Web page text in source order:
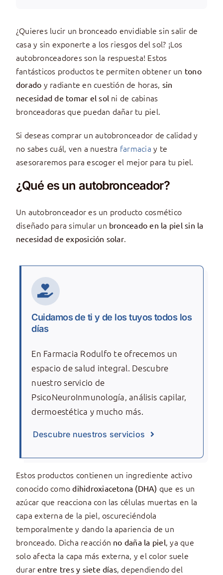
¿Quieres lucir un bronceado envidiable sin salir de
casa y sin exponerte a los riesgos del sol? ¡Los
autobronceadores son la respuesta! Estos
fantásticos productos te permiten obtener un tono
dorado y radiante en cuestión de horas, sin
necesidad de tomar el sol ni de cabinas
bronceadoras que puedan dañar tu piel.
Si deseas comprar un autobronceador de calidad y
no sabes cuál, ven a nuestra farmacia y te
asesoraremos para escoger el mejor para tu piel.
¿Qué es un autobronceador?
Un autobronceador es un producto cosmético
diseñado para simular un bronceado en la piel sin la
necesidad de exposición solar.
Cuidamos de ti y de los tuyos todos los
días
En Farmacia Rodulfo te ofrecemos un
espacio de salud integral. Descubre
nuestro servicio de
PsicoNeuroInmunología, análisis capilar,
dermoestética y mucho más.
Descubre nuestros servicios
Estos productos contienen un ingrediente activo
conocido comodihidroxiacetona (DHA) que es un
azúcar que reacciona con las células muertas en la
capa externa de la piel, oscureciéndola
temporalmente y dando la apariencia de un
bronceado. Dicha reacción no daña la piel, ya que
solo afecta la capa más externa, y el color suele
durarentre tres y siete días, dependiendo del